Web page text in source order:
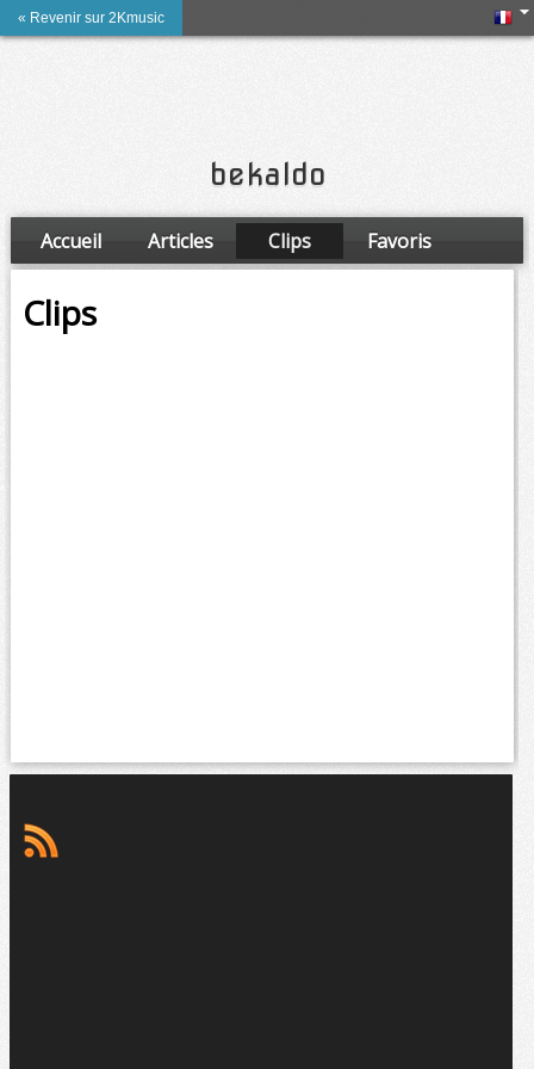
« Revenir sur 2Kmusic
bekaldo
Accueil Articles Clips
Favoris
Amis
Clips